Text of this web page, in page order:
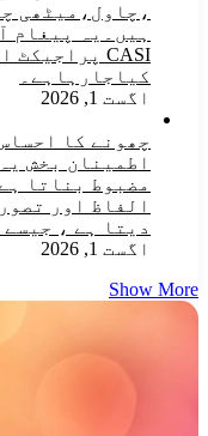
،چاول،میٹھی
ہیں۔یہ پیغام
کیاجارہاہے۔
اگست 1, 2026
چھونے کا
اطمینان بخش
مضبوط بناتا
الفاظ اور
دیتا ہے ، جیسے
اگست 1, 2026
Show More